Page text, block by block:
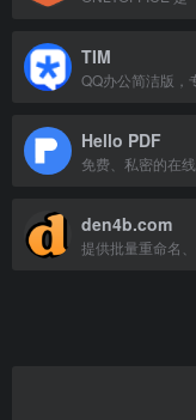
TIM
Hello PDF
den4b.com